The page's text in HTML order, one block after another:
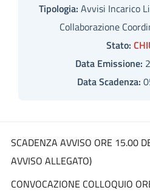
Tipologia: Avvisi Incarico
Collaborazione
Stato:
Data Emissione:
Data Scadenza:
SCADENZA AVVISO ORE 15.00
AVVISO ALLEGATO)
CONVOCAZIONE COLLOQUIO